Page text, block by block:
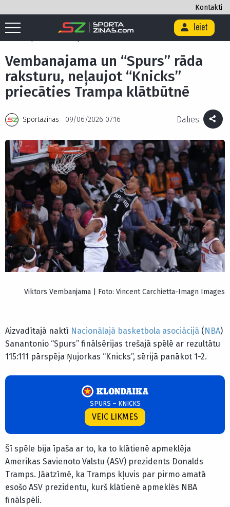
Kontakti
Ieiet
Sākums Basketbols / Vembanajama un “Spurs” rāda raksturu, neļaujot
Vembanajama un “Spurs” rāda
raksturu, neļaujot “Knicks”
priecāties Trampa klātbūtnē
Sportazinas 09/06/2026 07:16 Dalies
Viktors Vembanjama | Foto: Vincent Carchietta-Imagn Images
Aizvadītajā naktī Nacionālajā basketbola asociācijā ( NBA)
Sanantonio “Spurs” finālsērijas trešajā spēlē ar rezultātu
115:111 pārspēja Ņujorkas “Knicks”, sērijā panākot 1-2.
SPURS – KNICKS
VEIC LIKMES
Šī spēle bija īpaša ar to, ka to klātienē apmeklēja
Amerikas Savienoto Valstu (ASV) prezidents Donalds
Tramps. Jāatzīmē, ka Tramps kļuvis par pirmo amatā
esošo ASV prezidentu, kurš klātienē apmeklēs NBA
finālspēli.